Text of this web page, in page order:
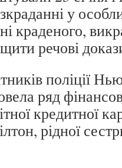
у
краденого,
речові
поліції
ряд
кредитної
рідної